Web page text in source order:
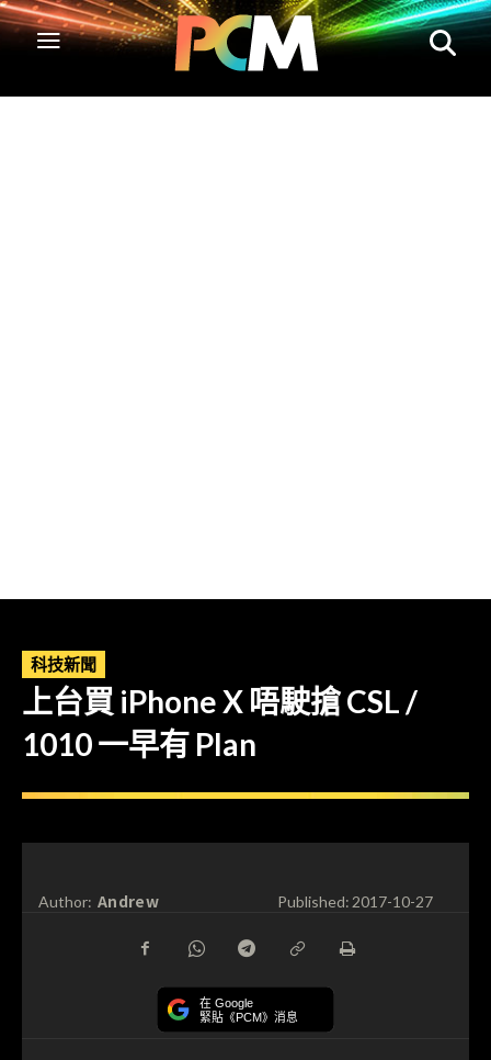
科技新聞
上台買 iPhone X 唔駛搶 CSL /
1010 一早有 Plan
Author: Andrew Published:2017-10-27
在 Google
緊貼《PCM》消息